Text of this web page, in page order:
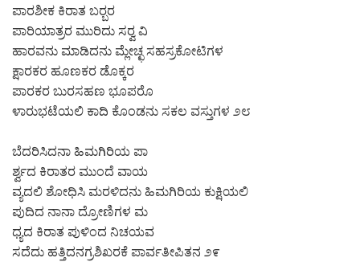
ಪಾರಶೀಕ ಕಿರಾತ ಬರ‍್ಬರ
ಪಾರಿಯಾತ್ರರ ಮುರಿದು ಸರ‍್ವ ವಿ
ಹಾರವನು ಮಾಡಿದನು ಮ್ಲೇಚ್ಛ ಸಹಸ್ರಕೋಟಿಗಳ
ಕ್ಷಾರಕರ ಹೂಣಕರ ಡೊಕ್ಕರ
ಪಾರಕರ ಬುರಸಹಣ ಭೂಪರೊ
ಳಾರುಭಟೆಯಲಿ ಕಾದಿ ಕೊಂಡನು ಸಕಲ ವಸ್ತುಗಳ ೨೮
ಬೆದರಿಸಿದನಾ ಹಿಮಗಿರಿಯ ಪಾ
ರ್ಶ್ವದ ಕಿರಾತರ ಮುಂದೆ ವಾಯ
ವ್ಯದಲಿ ಶೋಧಿಸಿ ಮರಳಿದನು ಹಿಮಗಿರಿಯ ಕುಕ್ಷಿಯಲಿ
ಪುದಿದ ನಾನಾ ದ್ರೋಣಿಗಳ ಮ
ಧ್ಯದ ಕಿರಾತ ಪುಳಿಂದ ನಿಚಯವ
ಸದೆದು ಹತ್ತಿದನಗ್ರಶಿಖರಕೆ ಪಾರ್ವತೀಪಿತನ ೨೯